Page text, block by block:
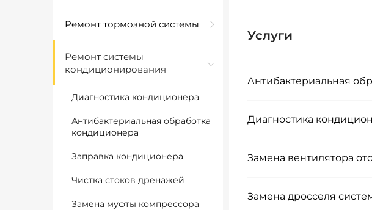
Ремонт тормозной системы
Ремонт системы
кондиционирования
Диагностика кондиционера
Антибактериальная обработка
кондиционера
Заправка кондиционера
Чистка стоков дренажей
Замена муфты компрессора
Услуги
Антибактериальная
Диагностика
Замена вентилятора
Замена дросселя